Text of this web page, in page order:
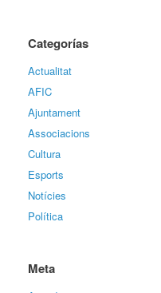
Categorías
Actualitat
AFIC
Ajuntament
Associacions
Cultura
Esports
Notícies
Política
Meta